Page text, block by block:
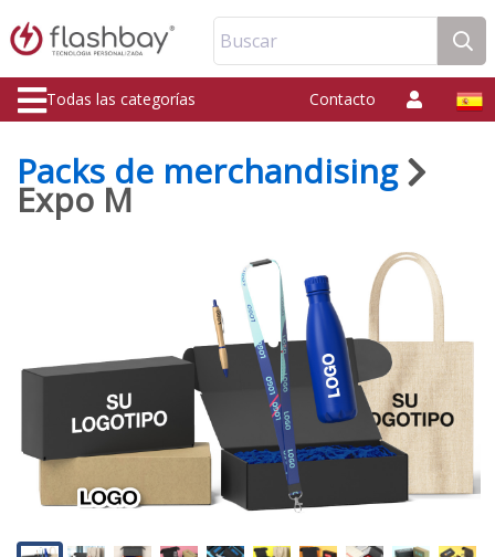
Buscar
Todas las categorías Contacto
Packs de merchandising
Expo M